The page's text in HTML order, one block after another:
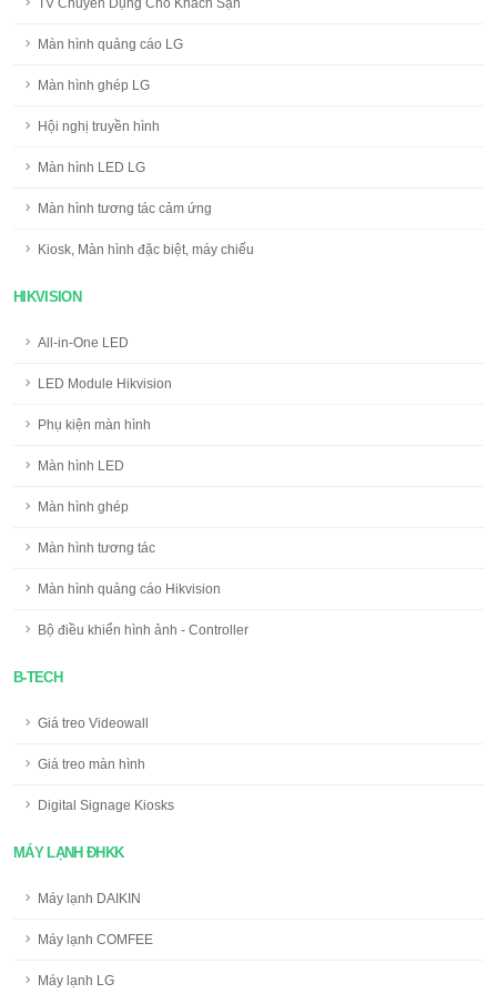
TV Chuyên Dụng Cho Khách Sạn
Màn hình quảng cáo LG
Màn hình ghép LG
Hội nghị truyền hình
Màn hình LED LG
Màn hình tương tác cảm ứng
Kiosk, Màn hình đặc biệt, máy chiếu
HIKVISION
All-in-One LED
LED Module Hikvision
Phụ kiện màn hình
Màn hình LED
Màn hình ghép
Màn hình tương tác
Màn hình quảng cáo Hikvision
Bộ điều khiển hình ảnh - Controller
B-TECH
Giá treo Videowall
Giá treo màn hình
Digital Signage Kiosks
MÁY LẠNH ĐHKK
Máy lạnh DAIKIN
Máy lạnh COMFEE
Máy lạnh LG